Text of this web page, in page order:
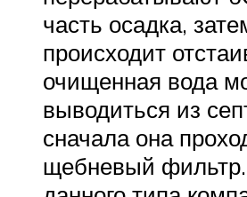
часть осадка,
происходит
очищенная вода
выводиться из
сначала она
щебневый